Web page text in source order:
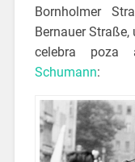
Bornholmer
Bernauer
celebra poza
Schumann: